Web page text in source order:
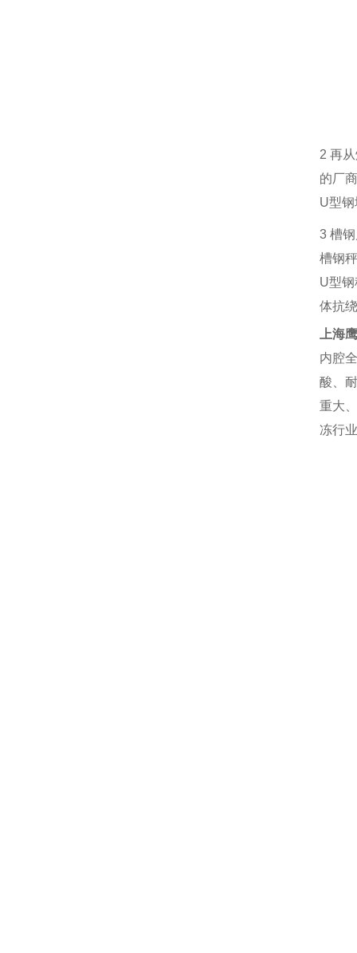
2 再
的厂
U型
3 槽
槽钢
U型
体抗
上海
内腔
酸、
重大
冻行